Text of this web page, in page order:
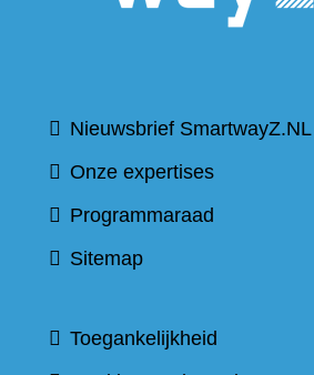
Nieuwsbrief SmartwayZ.NL
Onze expertises
Programmaraad
Sitemap
Toegankelijkheid